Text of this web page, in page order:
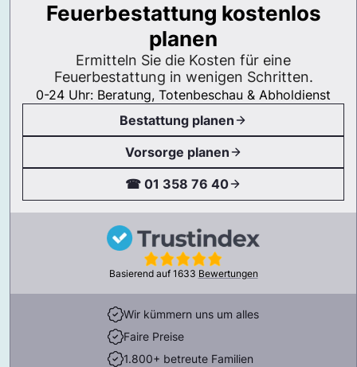
Feuerbestattung kostenlos
planen
Ermitteln Sie die Kosten für eine
Feuerbestattung in wenigen Schritten.
0-24 Uhr: Beratung, Totenbeschau & Abholdienst
Bestattung planen
Vorsorge planen
☎ 01 358 76 40
Basierend auf 1633 Bewertungen
Wir kümmern uns um alles
Faire Preise
1.800+ betreute Familien